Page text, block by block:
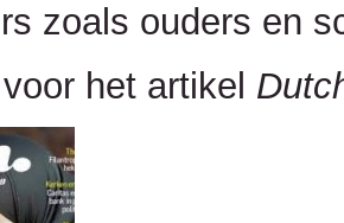
zoals ouders en
voor het artikel